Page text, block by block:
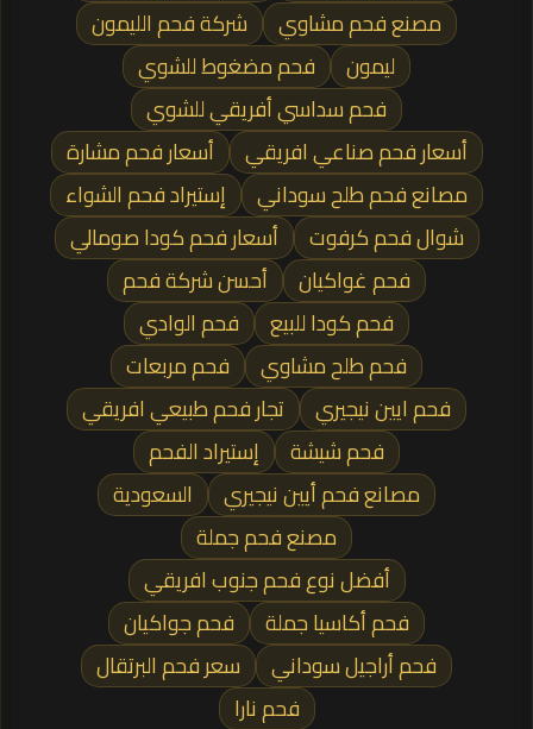
مصنع فحم مشاوي
شركة فحم الليمون
ليمون
فحم مضغوط للشوي
فحم سداسي أفريقي للشوي
أسعار فحم صناعي افريقي
أسعار فحم مشارة
مصانع فحم طلح سوداني
إستيراد فحم الشواء
شوال فحم كرفوت
أسعار فحم كودا صومالي
فحم غواكيان
أحسن شركة فحم
فحم كودا للبيع
فحم الوادي
فحم طلح مشاوي
فحم مربعات
فحم ايين نيجيري
تجار فحم طبيعي افريقي
فحم شيشة
إستيراد الفحم
مصانع فحم أيين نيجيري
السعودية
مصنع فحم جملة
أفضل نوع فحم جنوب افريقي
فحم أكاسيا جملة
فحم جواكيان
فحم أراجيل سوداني
سعر فحم البرتقال
فحم نارا